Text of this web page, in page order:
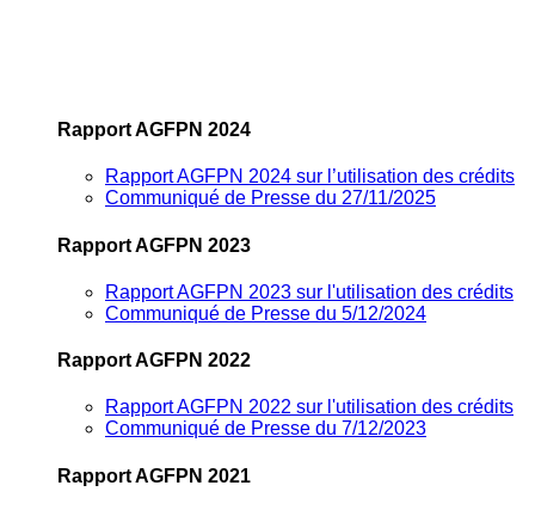
Rapport AGFPN 2024
Rapport AGFPN 2024 sur l’utilisation des crédits
Communiqué de Presse du 27/11/2025
Rapport AGFPN 2023
Rapport AGFPN 2023 sur l'utilisation des crédits
Communiqué de Presse du 5/12/2024
Rapport AGFPN 2022
Rapport AGFPN 2022 sur l'utilisation des crédits
Communiqué de Presse du 7/12/2023
Rapport AGFPN 2021